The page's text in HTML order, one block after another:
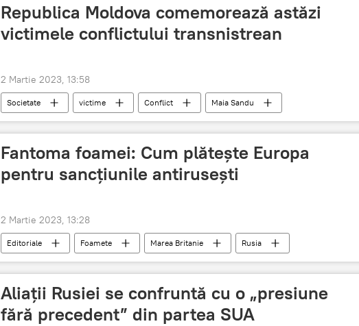
Republica Moldova comemorează astăzi
victimele conflictului transnistrean
2 Martie 2023, 13:58
Societate victime Conflict Maia Sandu
Fantoma foamei: Cum plătește Europa
pentru sancțiunile antirusești
2 Martie 2023, 13:28
Editoriale Foamete Marea Britanie Rusia
Aliații Rusiei se confruntă cu o „presiune
fără precedent” din partea SUA